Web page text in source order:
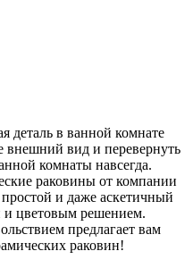
деталь в ванной комнате
внешний вид и перевернуть
комнаты навсегда.
раковины от компании
и даже аскетичный
и цветовым решением.
предлагает вам
раковин!